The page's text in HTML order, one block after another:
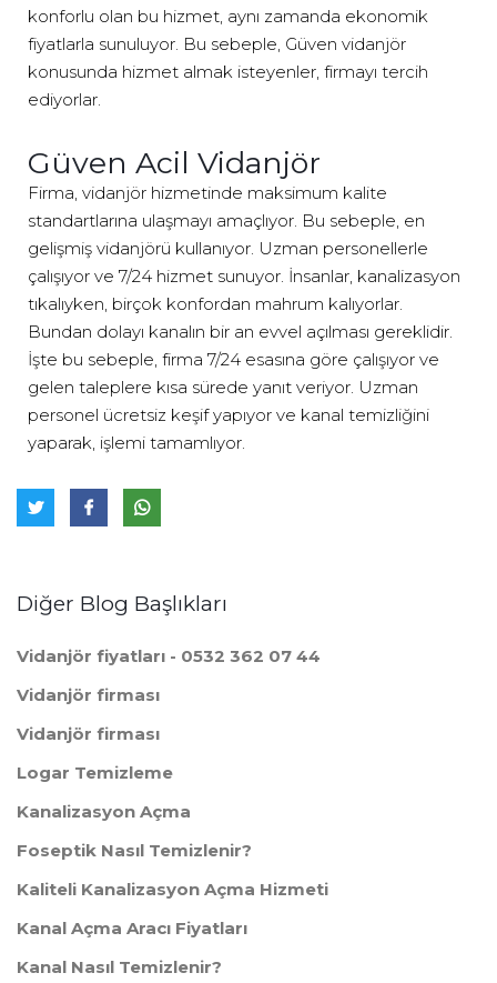
konforlu olan bu hizmet, aynı zamanda ekonomik
fiyatlarla sunuluyor. Bu sebeple, Güven vidanjör
konusunda hizmet almak isteyenler, firmayı tercih
ediyorlar.
Güven Acil Vidanjör
Firma, vidanjör hizmetinde maksimum kalite
standartlarına ulaşmayı amaçlıyor. Bu sebeple, en
gelişmiş vidanjörü kullanıyor. Uzman personellerle
çalışıyor ve 7/24 hizmet sunuyor. İnsanlar, kanalizasyon
tıkalıyken, birçok konfordan mahrum kalıyorlar.
Bundan dolayı kanalın bir an evvel açılması gereklidir.
İşte bu sebeple, firma 7/24 esasına göre çalışıyor ve
gelen taleplere kısa sürede yanıt veriyor. Uzman
personel ücretsiz keşif yapıyor ve kanal temizliğini
yaparak, işlemi tamamlıyor.
Diğer Blog Başlıkları
Vidanjör fiyatları - 0532 362 07 44
Vidanjör firması
Vidanjör firması
Logar Temizleme
Kanalizasyon Açma
Foseptik Nasıl Temizlenir?
Kaliteli Kanalizasyon Açma Hizmeti
Kanal Açma Aracı Fiyatları
Kanal Nasıl Temizlenir?